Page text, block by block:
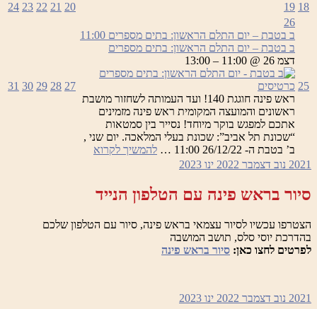
18
19
20
21
22
23
24
25
26
ב בטבת – יום התלם הראשון: בתים מספרים 11:00
ב בטבת – יום התלם הראשון: בתים מספרים
דצמ 26 @ 11:00 – 13:00
כרטיסים
ראש פינה חוגגת 140! ועד העמותה לשחזור מושבת
ראשונים והמועצה המקומית ראש פינה מזמינים
אתכם למפגש בוקר מיוחד! נסייר בין סמטאות
“שכונת תל אביב”: שכונת בעלי המלאכה. יום שני ,
ב’ בטבת ה- 26/12/22 11:00 …
להמשיך לקרוא
בתים
27
28
29
30
31
2021 נוב דצמבר 2022 ינו 2023
סיור בראש פינה עם הטלפון הנייד
הצטרפו עכשיו לסיור עצמאי בראש פינה, סיור עם הטלפון שלכם
בהדרכת יוסי סלס, תושב המושבה
לפרטים לחצו כאן: סיור בראש פינה
2021 נוב דצמבר 2022 ינו 2023